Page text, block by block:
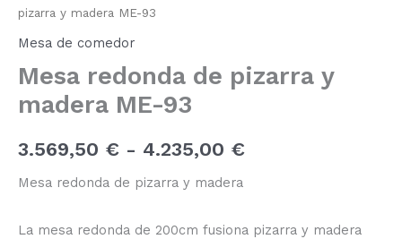
pizarra y madera ME-93
Mesa de comedor
Mesa redonda de pizarra y
madera ME-93
3.569,50 € - 4.235,00 €
Mesa redonda de pizarra y madera
La mesa redonda de 200cm fusiona pizarra y madera